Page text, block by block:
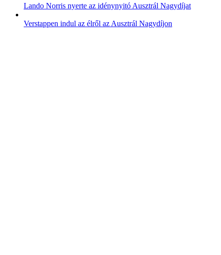
Lando Norris nyerte az idénynyitó Ausztrál Nagydíjat
Verstappen indul az élről az Ausztrál Nagydíjon